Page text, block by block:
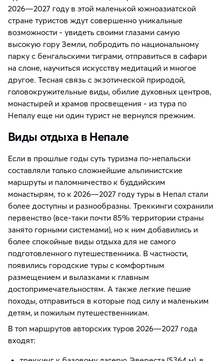
2026—2027 году в этой маленькой южноазиатской
стране туристов ждут совершенно уникальные
возможности - увидеть своими глазами самую
высокую гору Земли, побродить по национальному
парку с бенгальскими тиграми, отправиться в сафари
на слоне, научиться искусству медитаций и многое
другое. Тесная связь с экзотической природой,
головокружительные виды, обилие духовных центров,
монастырей и храмов просвещения - из тура по
Непалу еще ни один турист не вернулся прежним.
Виды отдыха в Непале
Если в прошлые годы суть туризма по-непальски
составляли только сложнейшие альпинистские
маршруты и паломничество к буддийским
монастырям, то к 2026—2027 году туры в Непал стали
более доступны и разнообразны. Треккинги сохранили
первенство (все-таки почти 85% территории страны
занято горными системами), но к ним добавились и
более спокойные виды отдыха для не самого
подготовленного путешественника. В частности,
появились городские туры с комфортным
размещением и вылазками к главным
достопримечательностям. А также легкие пешие
походы, отправиться в которые под силу и маленьким
детям, и пожилым путешественникам.
В топ маршрутов авторских туров 2026—2027 года
входят: